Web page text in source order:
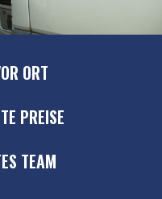
ORT
PREISE
TEAM